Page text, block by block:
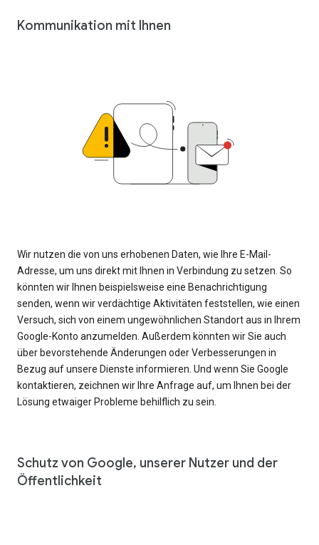
Kommunikation mit Ihnen
Wir nutzen die von uns erhobenen Daten, wie Ihre E-Mail-
Adresse, um uns direkt mit Ihnen in Verbindung zu setzen. So
könnten wir Ihnen beispielsweise eine Benachrichtigung
senden, wenn wir verdächtige Aktivitäten feststellen, wie einen
Versuch, sich von einem ungewöhnlichen Standort aus in Ihrem
Google-Konto anzumelden. Außerdem könnten wir Sie auch
über bevorstehende Änderungen oder Verbesserungen in
Bezug auf unsere Dienste informieren. Und wenn Sie Google
kontaktieren, zeichnen wir Ihre Anfrage auf, um Ihnen bei der
Lösung etwaiger Probleme behilflich zu sein.
Schutz von Google, unserer Nutzer und der
Öffentlichkeit